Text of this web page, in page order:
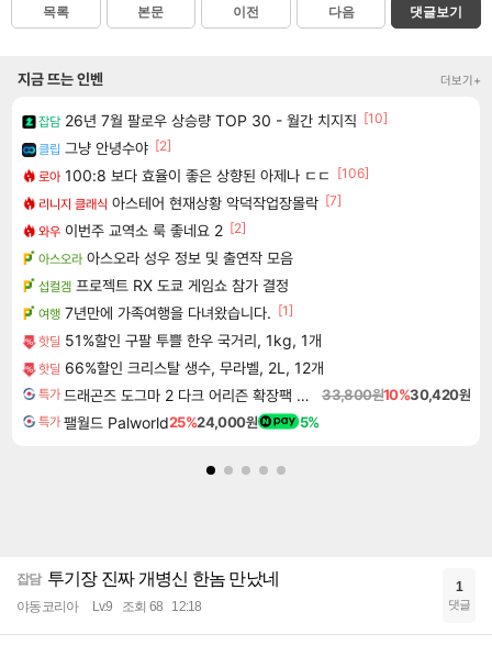
목록 본문 이전 다음 댓글보기
지금 뜨는 인벤 더보기+
잡담 26년 7월 팔로우 상승량 TOP 30 - 월간 치지직 [10]
클립 그냥 안녕수야 [2]
로아 100:8 보다 효율이 좋은 상향된 아제나 ㄷㄷ
[106]
리니지 클래식 아스테어 현재상황 악덕작업장몰락 [7]
와우 이번주 교역소 룩 좋네요 2 [2]
아스오라 아스오라 성우 정보 및 출연작 모음
섭컬겜 프로젝트 RX 도쿄 게임쇼 참가 결정
여행 7년만에 가족여행을 다녀왔습니다. [1]
핫딜 51%할인 구팔 투쁠 한우 국거리, 1kg, 1개
핫딜 66%할인 크리스탈 생수, 무라벨, 2L, 12개
특가 드래곤즈 도그마 2 다크 어리즌 확장팩 예약구매 Dragon's Dogma 2 Dark Arisen Expansion DLC 33,800원10%30,420원
특가 팰월드 Palworld25%24,000원 5%
잡담 투기장 진짜 개병신 한놈 만났네
야동코리아 Lv.9 조회 68 12:18
1
댓글